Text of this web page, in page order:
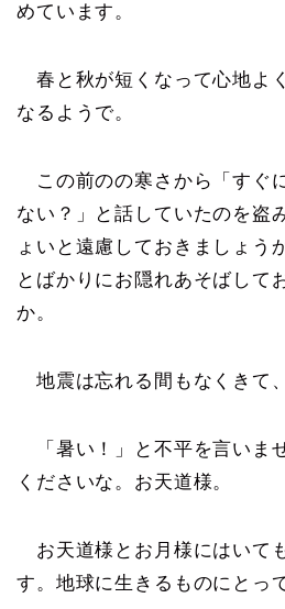
めています。
春と秋が短くなって心地よ
なるようで。
この前のの寒さから「すぐ
ない？」と話していたのを盗
ょいと遠慮しておきましょう
とばかりにお隠れあそばして
か。
地震は忘れる間もなくきて
「暑い！」と不平を言いま
くださいな。お天道様。
お天道様とお月様にはいて
す。地球に生きるものにとっ